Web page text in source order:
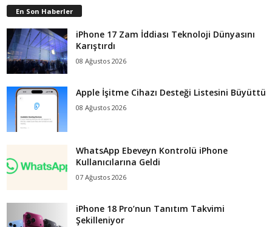
En Son Haberler
iPhone 17 Zam İddiası Teknoloji Dünyasını
Karıştırdı
08 Ağustos 2026
Apple İşitme Cihazı Desteği Listesini Büyüttü
08 Ağustos 2026
WhatsApp Ebeveyn Kontrolü iPhone
Kullanıcılarına Geldi
07 Ağustos 2026
iPhone 18 Pro’nun Tanıtım Takvimi
Şekilleniyor